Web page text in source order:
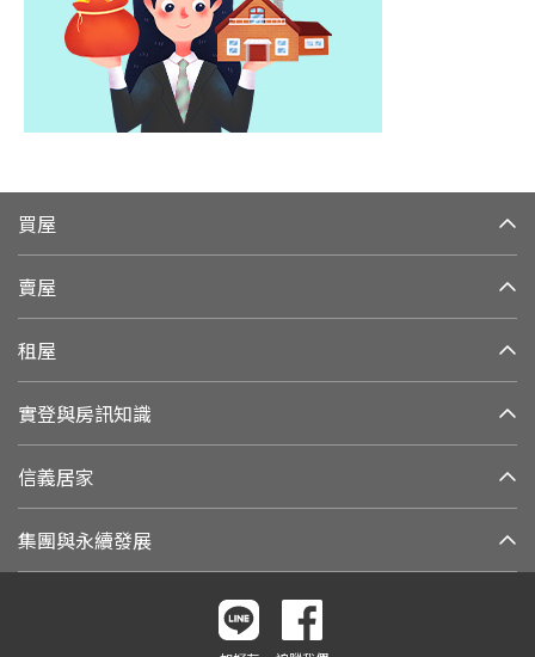
買屋
賣屋
租屋
實登與房訊知識
信義居家
集團與永續發展